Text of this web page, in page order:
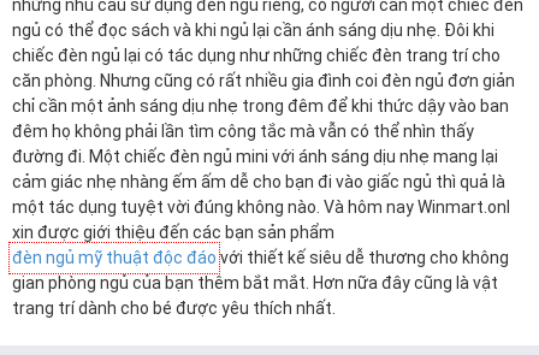
những nhu cầu sử dụng đèn ngủ riêng, có người cần một chiếc đèn
ngủ có thể đọc sách và khi ngủ lại cần ánh sáng dịu nhẹ. Đôi khi
chiếc đèn ngủ lại có tác dụng như những chiếc đèn trang trí cho
căn phòng. Nhưng cũng có rất nhiều gia đình coi đèn ngủ đơn giản
chỉ cần một ảnh sáng dịu nhẹ trong đêm để khi thức dậy vào ban
đêm họ không phải lần tìm công tắc mà vẫn có thể nhìn thấy
đường đi. Một chiếc đèn ngủ mini với ánh sáng dịu nhẹ mang lại
cảm giác nhẹ nhàng ếm ấm dễ cho bạn đi vào giấc ngủ thì quả là
một tác dụng tuyệt vời đúng không nào. Và hôm nay Winmart.onl
xin được giới thiệu đến các bạn sản phẩm
đèn ngủ mỹ thuật độc đáovới thiết kế siêu dễ thương cho không
gian phòng ngủ của bạn thêm bắt mắt. Hơn nữa đây cũng là vật
trang trí dành cho bé được yêu thích nhất.